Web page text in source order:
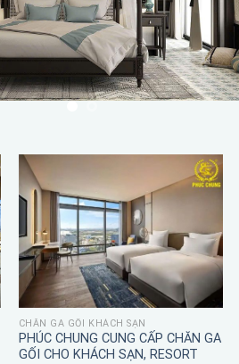
CHĂN GA GỐI KHÁCH SẠN
PHÚC CHUNG CUNG CẤP CHĂN GA
GỐI CHO KHÁCH SẠN, RESORT